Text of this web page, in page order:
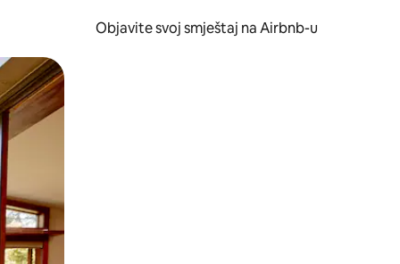
Objavite svoj smještaj na Airbnb-u